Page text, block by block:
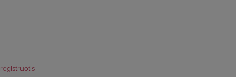
registruotis